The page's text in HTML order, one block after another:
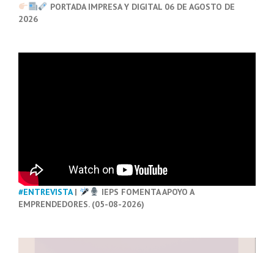
PORTADA IMPRESA Y DIGITAL 06 DE AGOSTO DE
2026
#ENTREVISTA|
IEPS FOMENTA APOYO A
EMPRENDEDORES. (05-08-2026)